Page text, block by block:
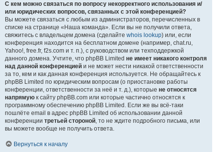
С кем можно связаться по вопросу некорректного использования и/
или юридических вопросов, связанных с этой конференцией?
Вы можете связаться с любым из администраторов, перечисленных в
списке на странице «Наша команда». Если вы не получили ответа,
свяжитесь с владельцем домена (сделайте whois lookup) или, если
конференция находится на бесплатном домене (например, chat.ru,
Yahoo!, free.fr, f2s.com и т. п.), с руководством или техподдержкой
данного домена. Учтите, что phpBB Limited не имеет никакого контроля
над данной конференцией и не может нести никакой ответственности
за то, кем и как данная конференция используется. Не обращайтесь к
phpBB Limited по юридическим вопросам (о приостановке работы
конференции, ответственности за неё и т. д.), которые не относятся
напрямую к сайту phpBB.com или которые частично относятся к
программному обеспечению phpBB Limited. Если же вы всё-таки
пошлёте email в адрес phpBB Limited об использовании данной
конференции третьей стороной, то не ждите подробного письма, или
вы можете вообще не получить ответа.
Вернуться к началу